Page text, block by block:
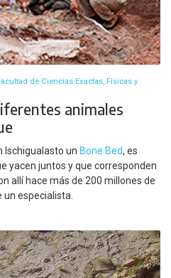
de Ciencias Exactas, Físicas y
animales
Ischigualasto un Bone Bed, es
yacen juntos y que corresponden
allí hace más de 200 millones de
un especialista.